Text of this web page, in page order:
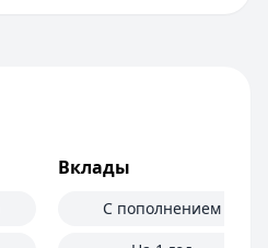
Вклады
С пополнением